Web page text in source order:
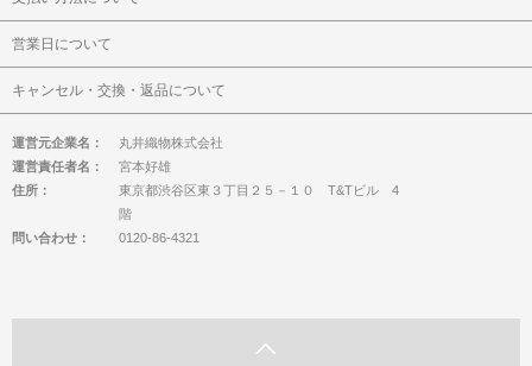
営業日について
キャンセル・交換・返品について
運営元企業名：
丸井織物株式会社
運営責任者名：
宮本好雄
住所：
東京都渋谷区東３丁目２５－１０ T&Tビル 4
階
問い合わせ：
0120-86-4321